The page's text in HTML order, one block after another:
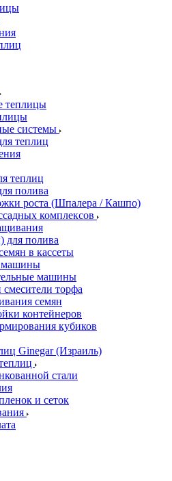
теплицы
системы
теплиц
теплиц
полива
роста (Шпалера / Кашпо)
комплексов
полива
в кассеты
машины
машины
торфа
семян
контейнеров
кубиков
Ginegar (Израиль)
стали
и сеток